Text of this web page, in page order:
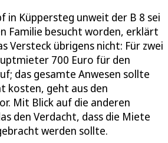
in Küppersteg unweit der B 8 sei
Familie besucht worden, erklärt
Versteck übrigens nicht: Für zwei
700 Euro für den
das gesamte Anwesen sollte
kosten, geht aus den
Mit Blick auf die anderen
den Verdacht, dass die Miete
werden sollte.